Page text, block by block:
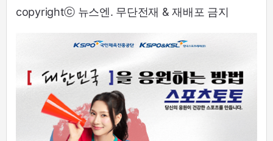
copyrightⓒ 뉴스엔. 무단전재 & 재배포 금지